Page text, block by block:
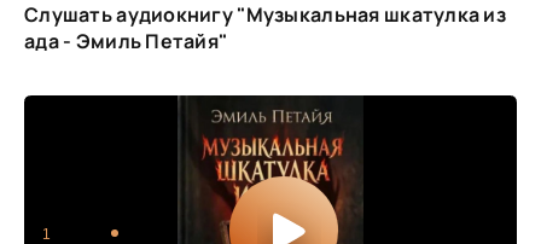
Слушать аудиокнигу "Музыкальная шкатулка из
ада - Эмиль Петайя"
1